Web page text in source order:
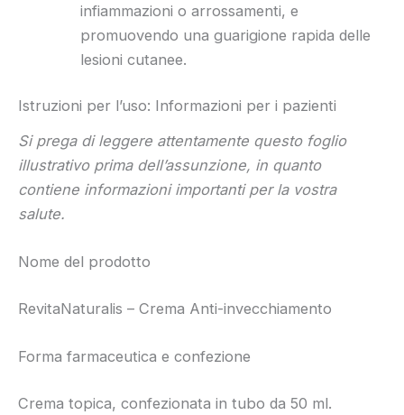
infiammazioni o arrossamenti, e
promuovendo una guarigione rapida delle
lesioni cutanee.
Istruzioni per l’uso: Informazioni per i pazienti
Si prega di leggere attentamente questo foglio
illustrativo prima dell’assunzione, in quanto
contiene informazioni importanti per la vostra
salute.
Nome del prodotto
RevitaNaturalis – Crema Anti-invecchiamento
Forma farmaceutica e confezione
Crema topica, confezionata in tubo da 50 ml.